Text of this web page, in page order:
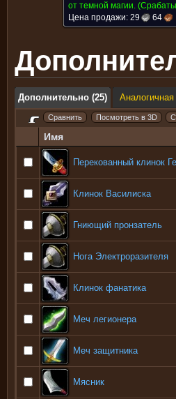
от темной магии.
Цена продажи: 29 64
Дополнительно (25)
Имя
Перекованный клинок
Клинок Василиска
Гниющий пронзатель
Нога Электроразителя
Клинок фанатика
Меч легионера
Меч защитника
Мясник